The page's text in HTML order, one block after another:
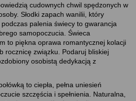
cudownych chwil spędzonych w
Słodki zapach wanilii, który
palenia świecy to gwarancja
samopoczucia. Świeca
to piękna oprawa romantycznej kolacji
rocznicę związku. Podaruj bliskiej
osobistą dedykacją z
to ciepła, pełna uniesień
szczęścia i spełnienia. Naturalna,